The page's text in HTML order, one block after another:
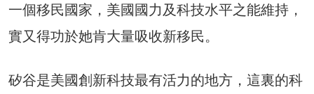
一個移民國家，美國國力及科技水平之能維持，
實又得功於她肯大量吸收新移民。
矽谷是美國創新科技最有活力的地方，這裏的科